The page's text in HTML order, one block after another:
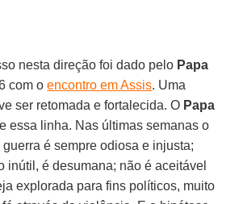
nesta direção foi dado pelo Papa
com oencontro em Assis. Uma
ser retomada e fortalecida. O Papa
essa linha. Nas últimas semanas o
guerra é sempre odiosa e injusta;
inútil, é desumana; não é aceitável
explorada para fins políticos, muito